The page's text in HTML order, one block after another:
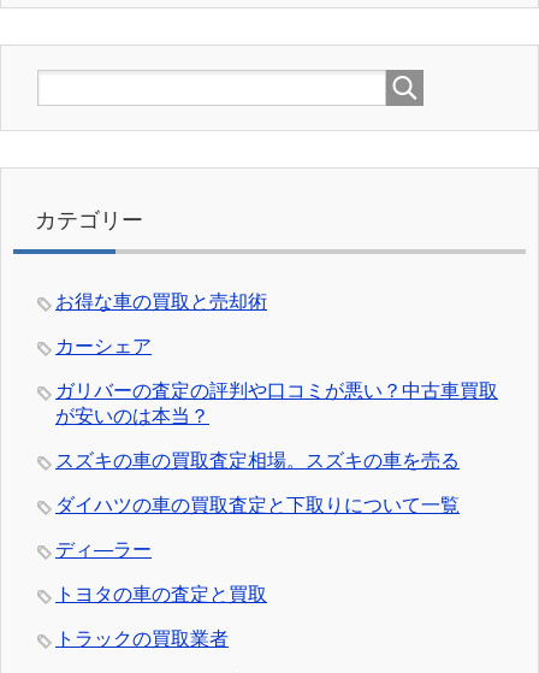
カテゴリー
お得な車の買取と売却術
カーシェア
ガリバーの査定の評判や口コミが悪い？中古車買取
が安いのは本当？
スズキの車の買取査定相場。スズキの車を売る
ダイハツの車の買取査定と下取りについて一覧
ディ―ラー
トヨタの車の査定と買取
トラックの買取業者